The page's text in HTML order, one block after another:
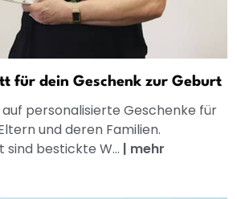
für dein Geschenk zur Geburt
personalisierte Geschenke für
und deren Familien.
bestickte W... | mehr